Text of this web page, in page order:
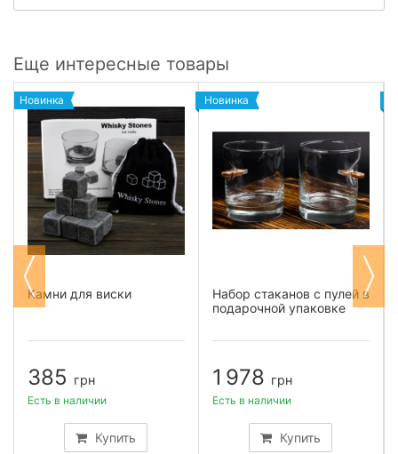
Еще интересные товары
Новинка
Камни для виски
385 грн
Купить
Есть в наличии
Новинка
Набор стаканов с пулей в
подарочной упаковке
1 978 грн
Купить
Есть в наличии